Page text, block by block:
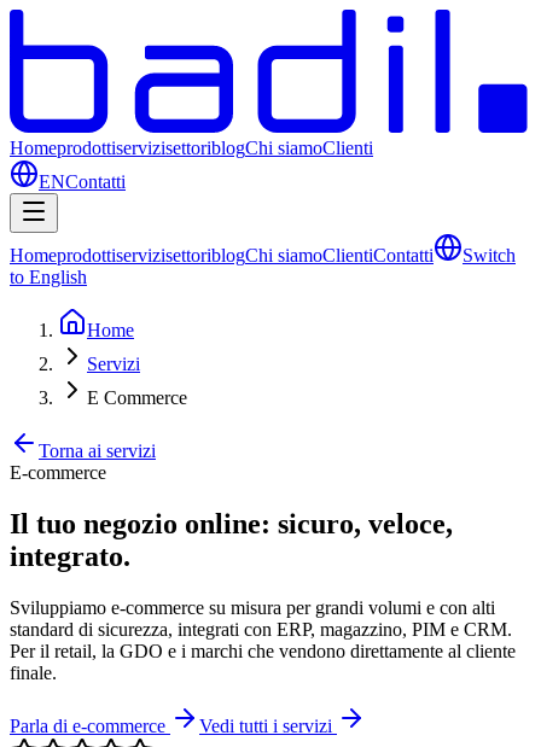
HomeprodottiservizisettoriblogChi siamoClienti
ENContatti
HomeprodottiservizisettoriblogChi siamoClientiContatti
Switch
to English
Home
Servizi
E Commerce
Torna ai servizi
E-commerce
Il tuo negozio online: sicuro, veloce,
integrato.
Sviluppiamo e-commerce su misura per grandi volumi e con alti
standard di sicurezza, integrati con ERP, magazzino, PIM e CRM.
Per il retail, la GDO e i marchi che vendono direttamente al cliente
finale.
Parla di e-commerce
Vedi tutti i servizi